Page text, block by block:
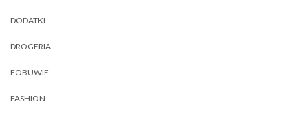
DODATKI
DROGERIA
EOBUWIE
FASHION